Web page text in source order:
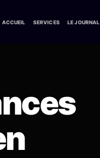
ACCUEIL SERVICES LE JOURNAL